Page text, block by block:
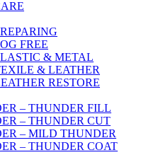
FREE
& METAL
& LEATHER
RESTORE
– THUNDER FILL
– THUNDER CUT
– MILD THUNDER
– THUNDER COAT